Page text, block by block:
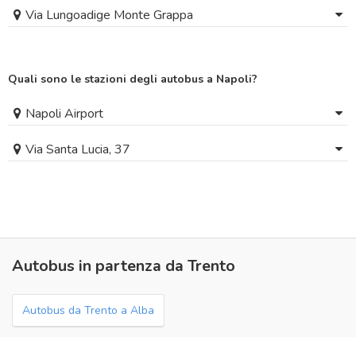
Via Lungoadige Monte Grappa
Quali sono le stazioni degli autobus a Napoli?
Napoli Airport
Via Santa Lucia, 37
Autobus in partenza da Trento
Autobus da Trento a Alba